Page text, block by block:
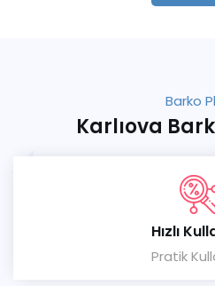
Barko
Karlıova
Hızlı
Pratik